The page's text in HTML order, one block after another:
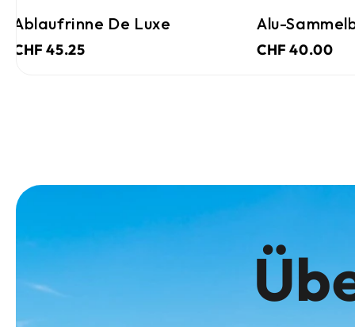
Ablaufrinne De Luxe
CHF 45.25
Alu-
CHF 40.00